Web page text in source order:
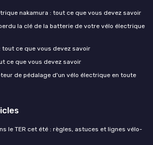
nakamura : tout ce que vous devez savoir
la clé de la batterie de votre vélo électrique
tout ce que vous devez savoir
ce que vous devez savoir
de pédalage d'un vélo électrique en toute
le TER cet été : règles, astuces et lignes vélo-